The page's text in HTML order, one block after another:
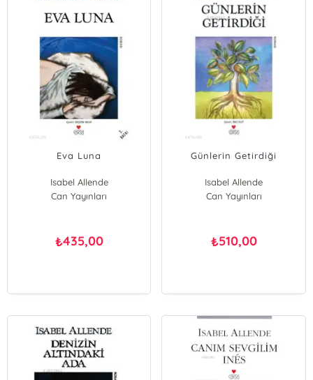
Eva Luna
Isabel Allende
Can Yayınları
₺435,00
Günlerin Getirdiği
Isabel Allende
Can Yayınları
₺510,00